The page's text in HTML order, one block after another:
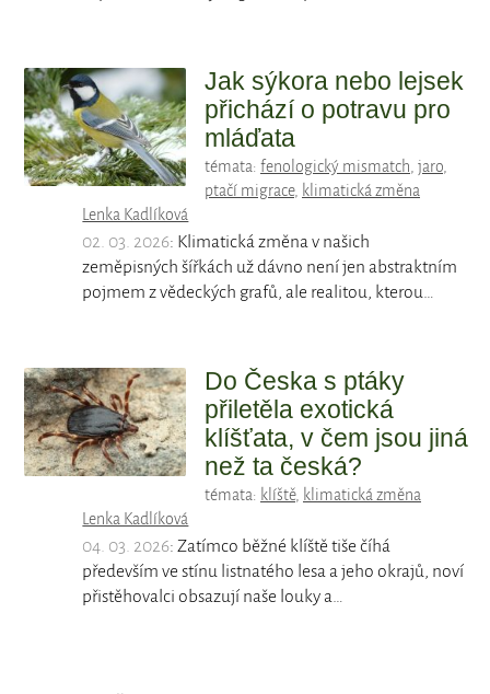
Jak sýkora nebo lejsek
přichází o potravu pro
mláďata
témata: fenologický mismatch, jaro,
ptačí migrace, klimatická změna
Lenka Kadlíková
02. 03. 2026: Klimatická změna v našich
zeměpisných šířkách už dávno není jen abstraktním
pojmem z vědeckých grafů, ale realitou, kterou…
Do Česka s ptáky
přiletěla exotická
klíšťata, v čem jsou jiná
než ta česká?
témata: klíště, klimatická změna
Lenka Kadlíková
04. 03. 2026: Zatímco běžné klíště tiše číhá
především ve stínu listnatého lesa a jeho okrajů, noví
přistěhovalci obsazují naše louky a…